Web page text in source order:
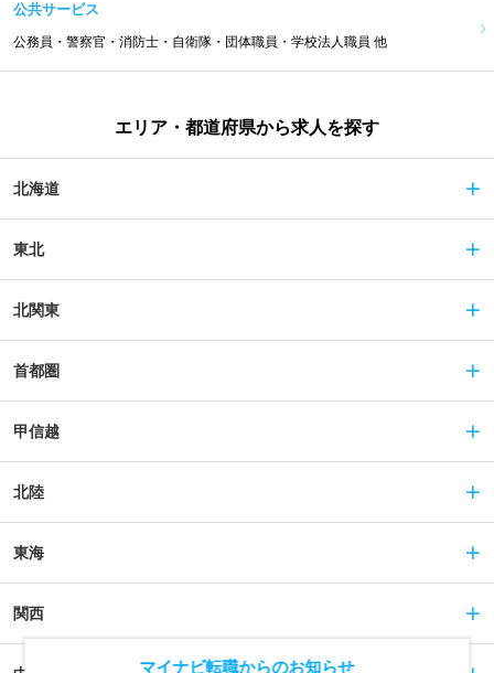
公共サービス
公務員・警察官・消防士・自衛隊・団体職員・学校法人職員 他
エリア・都道府県から求人を探す
北海道
東北
北関東
首都圏
甲信越
北陸
東海
関西
マイナビ転職からのお知らせ